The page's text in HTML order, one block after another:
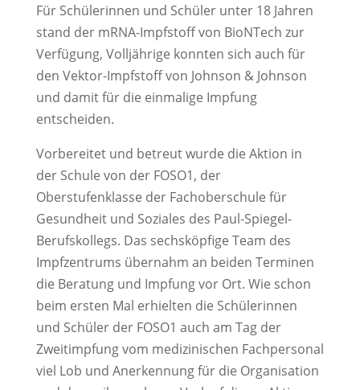
Für Schülerinnen und Schüler unter 18 Jahren
stand der mRNA-Impfstoff von BioNTech zur
Verfügung, Volljährige konnten sich auch für
den Vektor-Impfstoff von Johnson & Johnson
und damit für die einmalige Impfung
entscheiden.
Vorbereitet und betreut wurde die Aktion in
der Schule von der FOSO1, der
Oberstufenklasse der Fachoberschule für
Gesundheit und Soziales des Paul-Spiegel-
Berufskollegs. Das sechsköpfige Team des
Impfzentrums übernahm an beiden Terminen
die Beratung und Impfung vor Ort. Wie schon
beim ersten Mal erhielten die Schülerinnen
und Schüler der FOSO1 auch am Tag der
Zweitimpfung vom medizinischen Fachpersonal
viel Lob und Anerkennung für die Organisation